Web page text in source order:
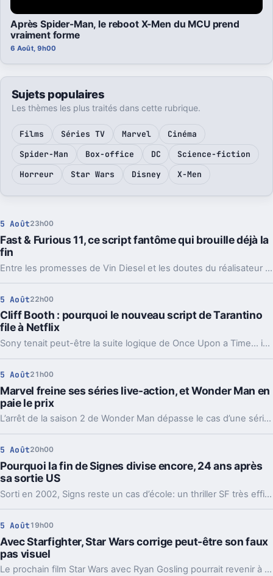
Après Spider-Man, le reboot X-Men du MCU prend
vraiment forme
6 Août, 9h00
Sujets populaires
Les thèmes les plus traités dans cette rubrique.
Films Séries TV Marvel
Cinéma
Spider-Man
Box-office DC
Science-fiction
Horreur
Star Wars Disney X-Men
5 Août23h00
Fast & Furious 11, ce script fantôme qui brouille déjà la
fin
Entre les promesses de Vin Diesel et les doutes du réalisateur Louis Leterrier, la conclusion de la saga Fast & Furious paraît plus floue que prévu.
5 Août22h00
Cliff Booth : pourquoi le nouveau script de Tarantino
file à Netflix
Sony tenait peut-être la suite logique de Once Upon a Time… in Hollywood. Mais un choix de Quentin Tarantino a déplacé le projet vers Netflix.
5 Août21h00
Marvel freine ses séries live-action, et Wonder Man en
paie le prix
L’arrêt de la saison 2 de Wonder Man dépasse le cas d’une série. Marvel réduit la voilure sur Disney+ pour éviter d’user sa machine cinéma.
5 Août20h00
Pourquoi la fin de Signes divise encore, 24 ans après
sa sortie US
Sorti en 2002, Signs reste un cas d’école: un thriller SF très efficace dont la révélation finale continue de diviser autour de M. Night Shyamalan.
5 Août 19h00
Avec Starfighter, Star Wars corrige peut-être son faux
pas visuel
Le prochain film Star Wars avec Ryan Gosling pourrait revenir à des décors bien réels. Un détail technique, mais pas du tout anodin pour la saga.